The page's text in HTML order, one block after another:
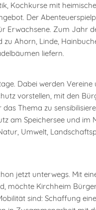
Kochkurse mit
Der
Erwachsene. Zum Jahr
Ahorn, Linde,
liefern.
Dabei werden
vorstellen, mit den
Thema zu
am Speichersee und im
Umwelt,
jetzt unterwegs. Mit
möchte Kirchheim
sind: Schaffung